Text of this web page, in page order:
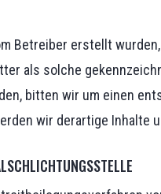
Betreiber erstellt
als solche
bitten wir um einen
wir derartige Inhalte